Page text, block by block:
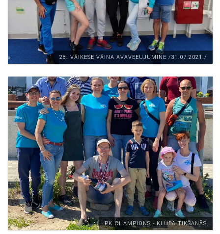
28. VÄIKESE VÄINA AVAVEEUJUMINE /31.07.2021./
PK CHAMPIONS - KLUBA TIKŠANĀS